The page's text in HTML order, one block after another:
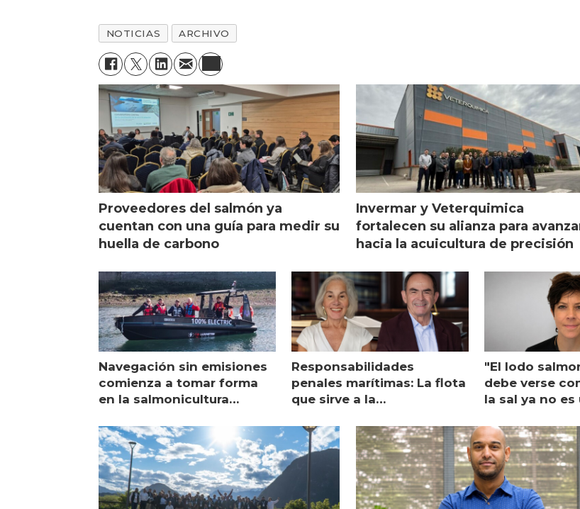
NOTICIAS ARCHIVO
Proveedores del salmón ya
cuentan con una guía para medir su
huella de carbono
Invermar y Veterquimica
fortalecen su alianza para
hacia la acuicultura de precisión
Navegación sin emisiones
comienza a tomar forma
en la salmonicultura
Responsabilidades
penales marítimas: La flota
que sirve a la
visión
"El lodo
debe verse
la sal ya no